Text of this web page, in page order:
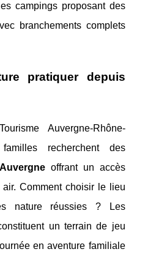
campings proposant des
branchements complets
pratiquer depuis
Auvergne-Rhône-
recherchent des
offrant un accès
Comment choisir le lieu
nature réussies ? Les
un terrain de jeu
en aventure familiale